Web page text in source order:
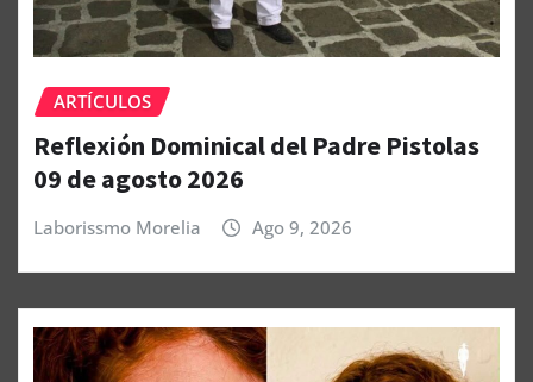
ARTÍCULOS
Reflexión Dominical del Padre Pistolas
09 de agosto 2026
Laborissmo Morelia Ago 9, 2026